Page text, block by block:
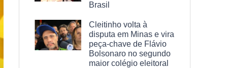
Brasil
Cleitinho volta à
disputa em Minas e vira
peça-chave de Flávio
Bolsonaro no segundo
maior colégio eleitoral